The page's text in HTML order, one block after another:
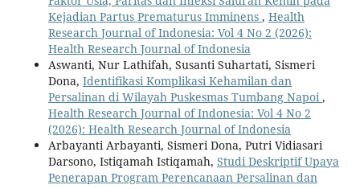
Kejadian Partus Prematurus Imminens , Health
Research Journal of Indonesia: Vol 4 No 2 (2026):
Health Research Journal of Indonesia
Aswanti, Nur Lathifah, Susanti Suhartati, Sismeri
Dona, Identifikasi Komplikasi Kehamilan dan
Persalinan di Wilayah Puskesmas Tumbang Napoi,
Health Research Journal of Indonesia: Vol 4 No 2
(2026): Health Research Journal of Indonesia
Arbayanti Arbayanti, Sismeri Dona, Putri Vidiasari
Darsono, Istiqamah Istiqamah, Studi Deskriptif Upaya
Penerapan Program Perencanaan Persalinan dan